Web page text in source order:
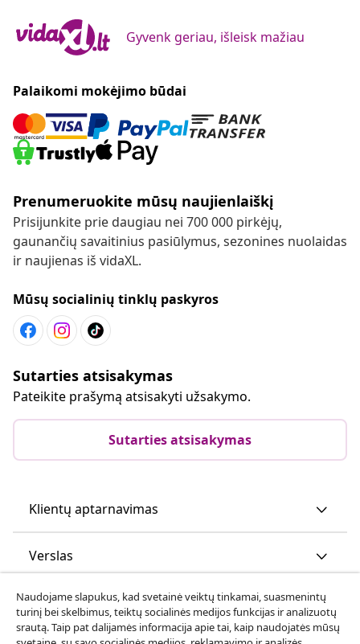
Gyvenk geriau, išleisk mažiau
Palaikomi mokėjimo būdai
Prenumeruokite mūsų naujienlaiškį
Prisijunkite prie daugiau nei 700 000 pirkėjų,
gaunančių savaitinius pasiūlymus, sezonines nuolaidas
ir naujienas iš vidaXL.
Mūsų socialinių tinklų paskyros
Sutarties atsisakymas
Pateikite prašymą atsisakyti užsakymo.
Sutarties atsisakymas
Klientų aptarnavimas
Verslas
vidaXL
Naudojame slapukus, kad svetainė veiktų tinkamai, suasmenintų
turinį bei skelbimus, teiktų socialinės medijos funkcijas ir analizuotų
srautą. Taip pat dalijamės informacija apie tai, kaip naudojatės mūsų